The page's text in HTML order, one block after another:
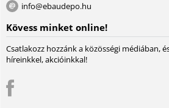
info@ebaudepo.hu
Kövess minket online!
Csatlakozz hozzánk a közösségi médiában,
híreinkkel, akcióinkkal!